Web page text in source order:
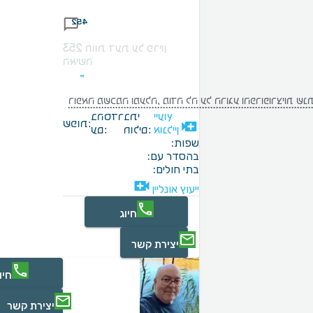
452
253 חוות דעת על פריון
האישה
שנתת לנו , עם אמונה אמיתית בתהליך. ממליצה בחום רב.
שפות:בהסדר
עם:
בתי
חולים:
ייעוץ
אונליין
שפות:
בהסדר עם:
בתי חולים:
ייעוץ אונליין
חיוג
יצירת קשר
יצירת קשר